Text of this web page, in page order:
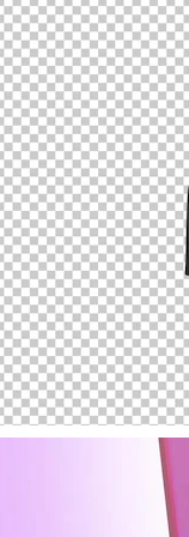
La plateforme
vos meilleurs
d’abonnés :
studios.
Français
Copyright © 2010-